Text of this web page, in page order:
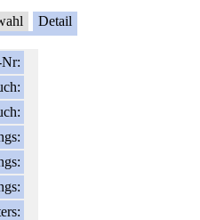
Detail